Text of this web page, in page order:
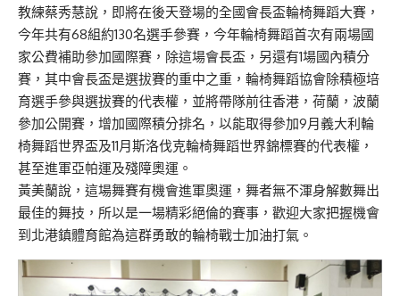
教練蔡秀慧說，即將在後天登場的全國會長盃輪椅舞蹈大賽，
今年共有68組約130名選手參賽，今年輪椅舞蹈首次有兩場國
家公費補助參加國際賽，除這場會長盃，另還有1場國內積分
賽，其中會長盃是選拔賽的重中之重，輪椅舞蹈協會除積極培
育選手參與選拔賽的代表權，並將帶隊前往香港，荷蘭，波蘭
參加公開賽，增加國際積分排名，以能取得參加9月義大利輪
椅舞蹈世界盃及11月斯洛伐克輪椅舞蹈世界錦標賽的代表權，
甚至進軍亞帕運及殘障奧運。
黃美蘭說，這場舞賽有機會進軍奧運，舞者無不渾身解數舞出
最佳的舞技，所以是一場精彩絕倫的賽事，歡迎大家把握機會
到北港鎮體育館為這群勇敢的輪椅戰士加油打氣。